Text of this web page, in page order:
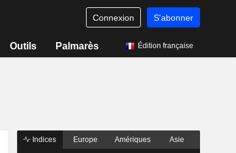
Connexion S'abonner
Outils Palmarès Édition française
Indices Europe Amériques Asie